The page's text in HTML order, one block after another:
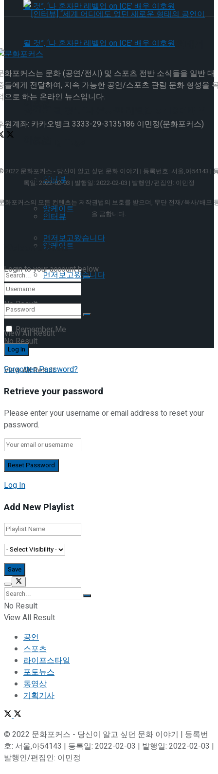
[인터뷰] “세계 어디에도 없던 새로운 형태의
공연이 될 것”, ‘나 혼자만 레벨업 on ICE’ 배우
이호원
인터뷰
앙케이트
먼저보고왔습니다
No Result
View All Result
[인터뷰] “세계 어디에도 없던 새로운 형태의
Trending Tags
인터뷰
앙케이트
먼저보고왔습니다
No Result
View All Result
화포커스는 문화 (공연/전시) 및 스포츠 전반 소식들을 일반 대
들에게 전달하여, 지속 가능한 공연/스포츠 관람 문화 형성을
으로 하는 온라인 뉴스입니다.
원계좌: 카카오뱅크 3333-29-3135186 이민정(문화포커스)
2022 문화포커스 - 당신이 알고 싶던 문화 이야기 | 등록번호: 서울,아54143 |
록일: 2022-02-03 | 발행일: 2022-02-03 | 발행인/편집인: 이민정
화포커스의 모든 컨텐츠는 저작권법의 보호를 받으며, 무단 전재/복사/배포
을 금합니다.
Welcome Back!
Login to your account below
Remember Me
Forgotten Password?
Retrieve your password
Please enter your username or email address to reset your
password.
Log In
Add New Playlist
No Result
View All Result
공연
스포츠
라이프스타일
포토뉴스
동영상
기획기사
© 2022 문화포커스 - 당신이 알고 싶던 문화 이야기 | 등록번
호: 서울,아54143 | 등록일: 2022-02-03 | 발행일: 2022-02-03 |
발행인/편집인: 이민정